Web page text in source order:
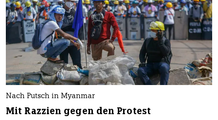
Nach Putsch in Myanmar
Mit Razzien gegen den Protest